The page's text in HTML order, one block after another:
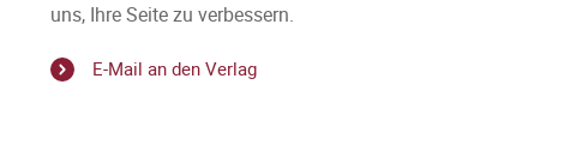
uns, Ihre Seite zu verbessern.
E-Mail an den Verlag